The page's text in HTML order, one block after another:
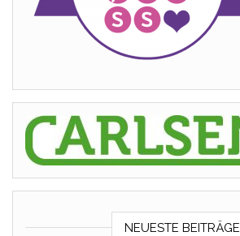
NEUESTE BEITRÄGE